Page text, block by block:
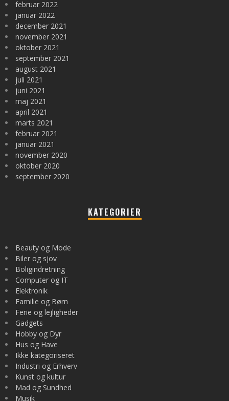
februar 2022
januar 2022
december 2021
november 2021
oktober 2021
september 2021
august 2021
juli 2021
juni 2021
maj 2021
april 2021
marts 2021
februar 2021
januar 2021
november 2020
oktober 2020
september 2020
KATEGORIER
Beauty og Mode
Biler og sjov
Boligindretning
Computer og IT
Elektronik
Familie og Børn
Ferie og lejligheder
Gadgets
Hobby og Dyr
Hus og Have
Ikke kategoriseret
Industri og Erhverv
Kunst og kultur
Mad og Sundhed
Musik